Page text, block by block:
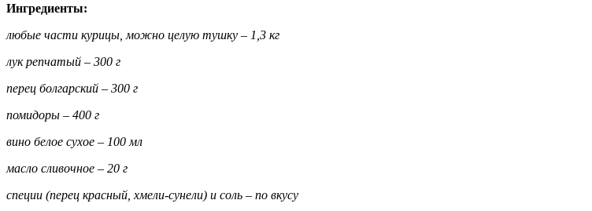
Ингредиенты:
любые части курицы, можно целую тушку – 1,3 кг
лук репчатый – 300 г
перец болгарский – 300 г
помидоры – 400 г
вино белое сухое – 100 мл
масло сливочное – 20 г
специи (перец красный, хмели-сунели) и соль – по вкусу